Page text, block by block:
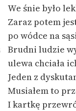
feministycznej
Ręce pełne poezji
Kolekcje edukacyjne
twórców
do domeny
lektur szkolnych oraz
Starego Testamentu
We śnie było
Zaraz potem
po wódce na
Brudni ludzie
ulewa chciała
Jeden z
Musiałem to
I kartkę